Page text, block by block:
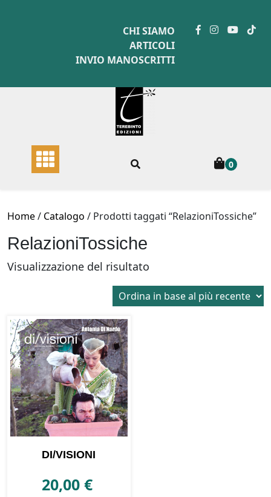
CHI SIAMO
ARTICOLI
INVIO MANOSCRITTI
0
Home/ Catalogo / Prodotti taggati “RelazioniTossiche”
RelazioniTossiche
Visualizzazione del risultato
DI/VISIONI
20,00€